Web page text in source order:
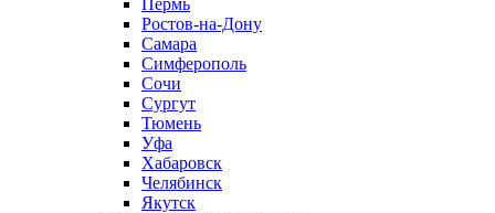
Пермь
Ростов-на-Дону
Самара
Симферополь
Сочи
Сургут
Тюмень
Уфа
Хабаровск
Челябинск
Якутск